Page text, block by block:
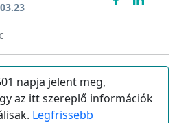
napja jelent meg,
az itt szereplő információk
Legfrissebb